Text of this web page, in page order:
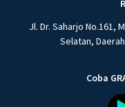
Jl. Dr. Saharjo No.161,
Selatan,
Coba